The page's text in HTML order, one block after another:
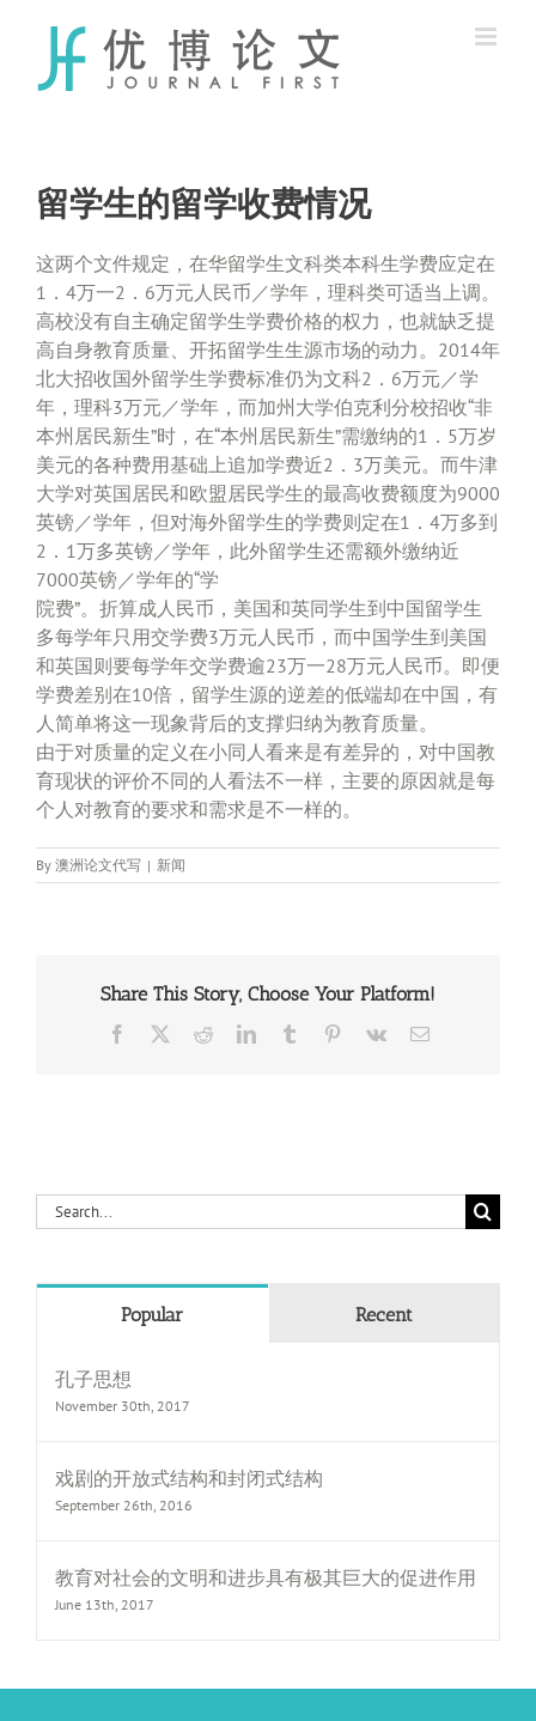
content
留学生的留学收费情况
这两个文件规定，在华留学生文科类本科生学费应定在
1．4万一2．6万元人民币／学年，理科类可适当上调。
高校没有自主确定留学生学费价格的权力，也就缺乏提
高自身教育质量、开拓留学生生源市场的动力。2014年
北大招收国外留学生学费标准仍为文科2．6万元／学
年，理科3万元／学年，而加州大学伯克利分校招收“非
本州居民新生”时，在“本州居民新生”需缴纳的1．5万岁
美元的各种费用基础上追加学费近2．3万美元。而牛津
大学对英国居民和欧盟居民学生的最高收费额度为9000
英镑／学年，但对海外留学生的学费则定在1．4万多到
2．1万多英镑／学年，此外留学生还需额外缴纳近
7000英镑／学年的“学
院费”。折算成人民币，美国和英同学生到中国留学生
多每学年只用交学费3万元人民币，而中国学生到美国
和英国则要每学年交学费逾23万一28万元人民币。即便
学费差别在10倍，留学生源的逆差的低端却在中国，有
人简单将这一现象背后的支撑归纳为教育质量。
由于对质量的定义在小同人看来是有差异的，对中国教
育现状的评价不同的人看法不一样，主要的原因就是每
个人对教育的要求和需求是不一样的。
By 澳洲论文代写 | 新闻
Share This Story, Choose Your Platform!
Facebook RedditLinkedInTumblr Pinterest
Vk Email
Search
for:
Popular Recent
孔子思想
November 30th, 2017
戏剧的开放式结构和封闭式结构
September 26th, 2016
教育对社会的文明和进步具有极其巨大的促进作用
June 13th, 2017